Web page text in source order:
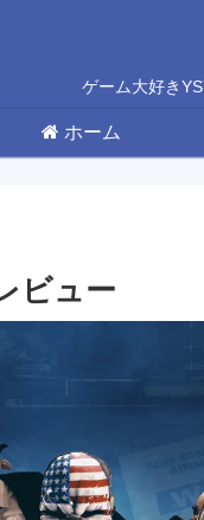
ゲーム大好き
ホーム
ビュー